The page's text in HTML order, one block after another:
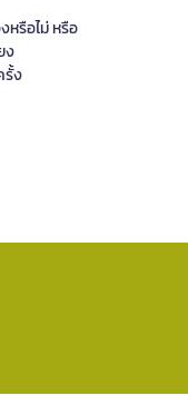
รือไม่ หรือ
ง
รั้ง